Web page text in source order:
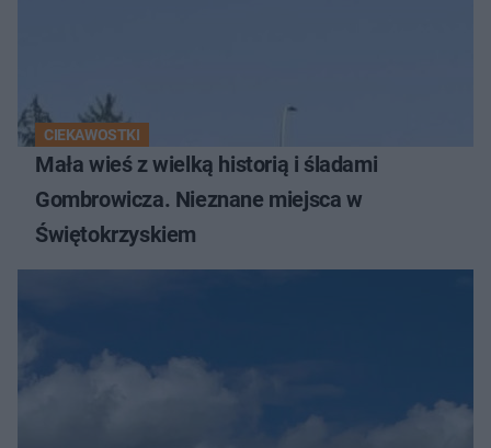
CIEKAWOSTKI
Mała wieś z wielką historią i śladami
Gombrowicza. Nieznane miejsca w
Świętokrzyskiem